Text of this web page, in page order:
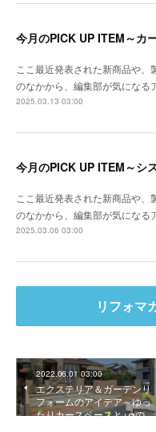
ここ最近発表された新商品や、
のなかから、編集部が気にな
2025.03.13 03:00
ここ最近発表された新商品や、
のなかから、編集部が気にな
2025.03.06 03:00
リフォマ
2022.06.01 03:00
エクステリア＆ガーデンリ
フォームのアイデア～ゆっ
たりカースペースと+αの…